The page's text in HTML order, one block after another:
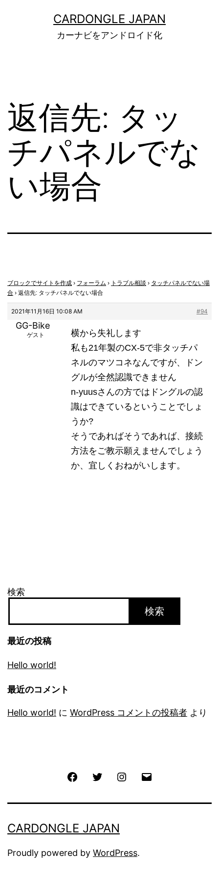
CARDONGLE JAPAN
カーナビをアンドロイド化
返信先: タッ
チパネルでな
い場合
ブロックでサイトを作成 › フォーラム › トラブル相談 › タッチパネルでない場
合 › 返信先: タッチパネルでない場合
2021年11月16日 10:08 AM #94
GG-Bike
ゲスト
横から失礼します
私も21年製のCX-5で非タッチパ
ネルのマツコネなんですが、ドン
グルが全然認識できません
n-yuusさんの方ではドングルの認
識はできているということでしょ
うか?
そうであればそうであれば、接続
方法をご教示願えませんでしょう
か、宜しくおねがいします。
検索
検索
最近の投稿
Hello world!
最近のコメント
Hello world! に WordPress コメントの投稿者 より
FacebookTwitter Instagram
CARDONGLE JAPAN
Proudly powered by WordPress.